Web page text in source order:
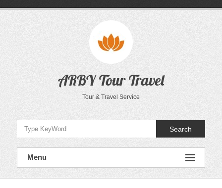
ARBY Tour Travel
Tour & Travel Service
Search
Menu